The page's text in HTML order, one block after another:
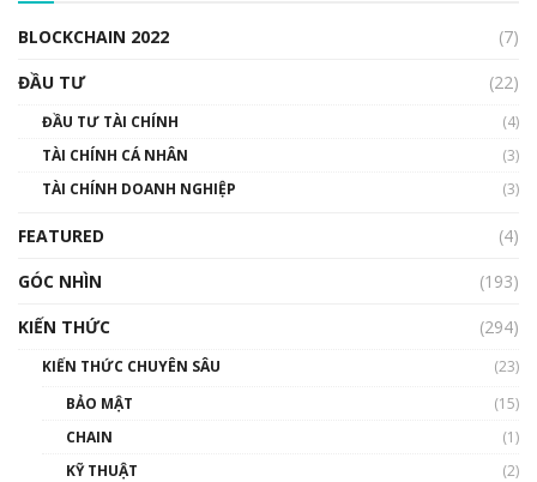
00:02:14
Nhìn lại năm 2022: Những sự kiện ảnh hưởng
đến hệ sinh thái tiền mã hoá | Phổ cập
BLOCKCHAIN 2022
(7)
ĐẦU TƯ
(22)
ĐẦU TƯ TÀI CHÍNH
(4)
TÀI CHÍNH CÁ NHÂN
(3)
TÀI CHÍNH DOANH NGHIỆP
(3)
FEATURED
(4)
GÓC NHÌN
(193)
KIẾN THỨC
(294)
KIẾN THỨC CHUYÊN SÂU
(23)
BẢO MẬT
(15)
CHAIN
(1)
KỸ THUẬT
(2)